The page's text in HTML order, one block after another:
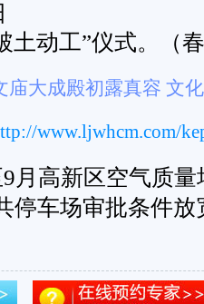
土动工”仪式。（
庙大成殿初露真容 文
www.ljwhcm.com/
月高新区空气质
停车场审批条件